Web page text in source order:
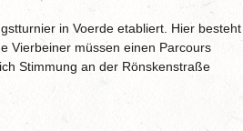
in Voerde etabliert. Hier besteht
Vierbeiner müssen einen Parcours
Stimmung an der Rönskenstraße